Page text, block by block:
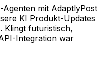
mit AdaptlyPost
KI Produkt-Updates
Klingt futuristisch,
Integration war